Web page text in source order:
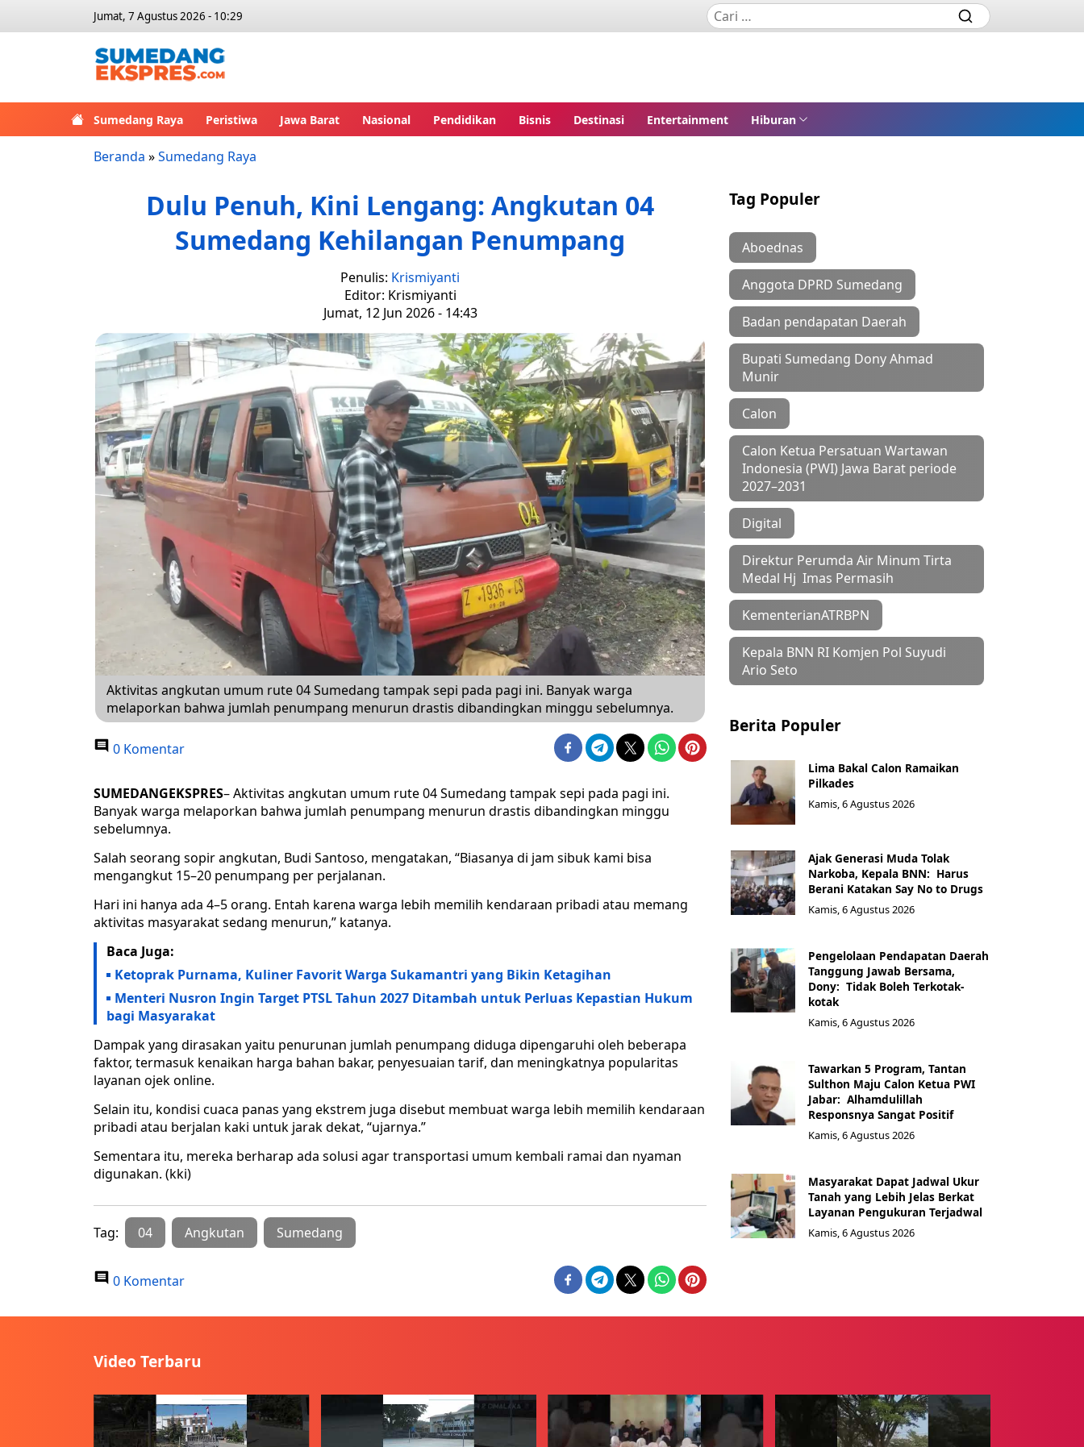
Jumat, 7 Agustus 2026 - 10:29
Sumedang Raya Peristiwa Jawa Barat Nasional Pendidikan Bisnis Destinasi Entertainment Hiburan
Beranda »Sumedang Raya
Dulu Penuh, Kini Lengang: Angkutan 04
Sumedang Kehilangan Penumpang
Penulis: Krismiyanti
Editor: Krismiyanti
Jumat, 12 Jun 2026 - 14:43
Aktivitas angkutan umum rute 04 Sumedang tampak sepi pada pagi ini. Banyak warga
melaporkan bahwa jumlah penumpang menurun drastis dibandingkan minggu sebelumnya.
0 Komentar
SUMEDANGEKSPRES– Aktivitas angkutan umum rute 04 Sumedang tampak sepi pada pagi ini.
Banyak warga melaporkan bahwa jumlah penumpang menurun drastis dibandingkan minggu
sebelumnya.
Salah seorang sopir angkutan, Budi Santoso, mengatakan, “Biasanya di jam sibuk kami bisa
mengangkut 15–20 penumpang per perjalanan.
Hari ini hanya ada 4–5 orang. Entah karena warga lebih memilih kendaraan pribadi atau memang
aktivitas masyarakat sedang menurun,” katanya.
Baca Juga:
Ketoprak Purnama, Kuliner Favorit Warga Sukamantri yang Bikin Ketagihan
Menteri Nusron Ingin Target PTSL Tahun 2027 Ditambah untuk Perluas Kepastian Hukum
bagi Masyarakat
Dampak yang dirasakan yaitu penurunan jumlah penumpang diduga dipengaruhi oleh beberapa
faktor, termasuk kenaikan harga bahan bakar, penyesuaian tarif, dan meningkatnya popularitas
layanan ojek online.
Selain itu, kondisi cuaca panas yang ekstrem juga disebut membuat warga lebih memilih kendaraan
pribadi atau berjalan kaki untuk jarak dekat, “ujarnya.”
Sementara itu, mereka berharap ada solusi agar transportasi umum kembali ramai dan nyaman
digunakan. (kki)
Tag: 04 Angkutan Sumedang
0 Komentar
Tag Populer
Aboednas
Anggota DPRD Sumedang
Badan pendapatan Daerah
Bupati Sumedang Dony Ahmad
Munir
Calon
Calon Ketua Persatuan Wartawan
Indonesia (PWI) Jawa Barat periode
2027–2031
Digital
Direktur Perumda Air Minum Tirta
Medal Hj Imas Permasih
KementerianATRBPN
Kepala BNN RI Komjen Pol Suyudi
Ario Seto
Berita Populer
Lima Bakal Calon Ramaikan
Pilkades
Kamis, 6 Agustus 2026
Ajak Generasi Muda Tolak
Narkoba, Kepala BNN: Harus
Berani Katakan Say No to Drugs
Kamis, 6 Agustus 2026
Pengelolaan Pendapatan Daerah
Tanggung Jawab Bersama,
Dony: Tidak Boleh Terkotak-
kotak
Kamis, 6 Agustus 2026
Tawarkan 5 Program, Tantan
Sulthon Maju Calon Ketua PWI
Jabar: Alhamdulillah
Responsnya Sangat Positif
Kamis, 6 Agustus 2026
Masyarakat Dapat Jadwal Ukur
Tanah yang Lebih Jelas Berkat
Layanan Pengukuran Terjadwal
Kamis, 6 Agustus 2026
Video Terbaru